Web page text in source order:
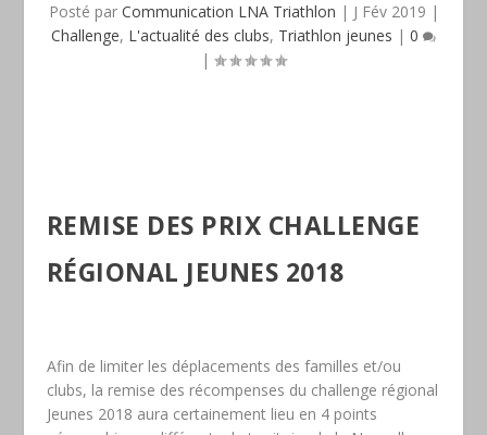
Posté par Communication LNA Triathlon | J Fév 2019 |
Challenge, L'actualité des clubs, Triathlon jeunes | 0
|
REMISE DES PRIX CHALLENGE
RÉGIONAL JEUNES 2018
Afin de limiter les déplacements des familles et/ou
clubs, la remise des récompenses du challenge régional
Jeunes 2018 aura certainement lieu en 4 points